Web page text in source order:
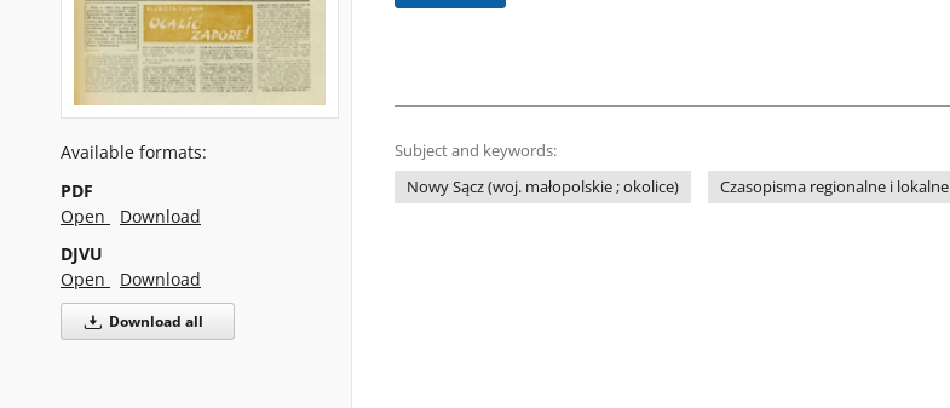
Available formats:
PDF
Open
Download
DJVU
Open
Download
Download all
Subject and keywords:
Nowy Sącz (woj. małopolskie ; okolice)
Czasopisma regionalne i lokalne